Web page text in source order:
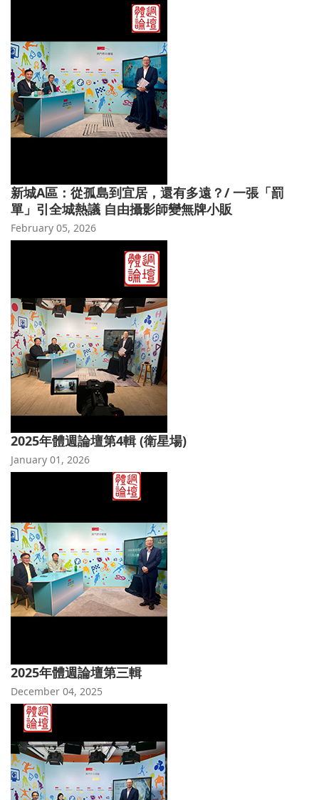
新城A區：從孤島到宜居，還有多遠？/ 一張「罰
單」引全城熱議 自由攝影師變無牌小販
February 05, 2026
2025年體週論壇第4輯 (衛星場)
January 01, 2026
2025年體週論壇第三輯
December 04, 2025